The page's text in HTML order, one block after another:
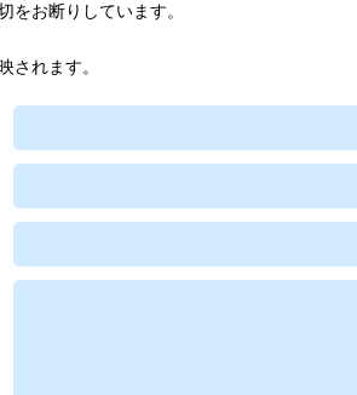
をお断りしています。
されます。